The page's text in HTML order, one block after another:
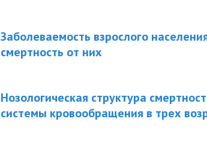
Заболеваемость взрослого
смертность от них
Нозологическая структура
системы кровообращения в трех